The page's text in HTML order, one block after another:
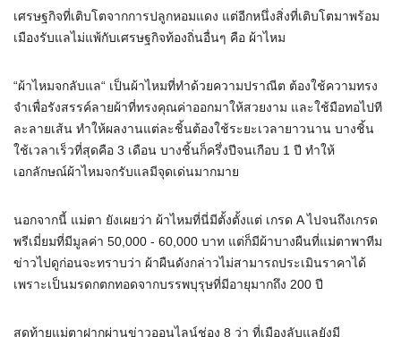
เศรษฐกิจที่เติบโตจากการปลูกหอมแดง แต่อีกหนึ่งสิ่งที่เติบโตมาพร้อม
เมืองรับแลไม่แพ้กับเศรษฐกิจท้องถิ่นอื่นๆ คือ ผ้าไหม
“ผ้าไหมจกลับแล“ เป็นผ้าไหมที่ทำด้วยความปราณีต ต้องใช้ความทรง
จำเพื่อรังสรรค์ลายผ้าที่ทรงคุณค่าออกมาให้สวยงาม และใช้มือทอไปที
ละลายเส้น ทำให้ผลงานแต่ละชิ้นต้องใช้ระยะเวลายาวนาน บางชิ้น
ใช้เวลาเร็วที่สุดคือ 3 เดือน บางชิ้นก็ครึ่งปีจนเกือบ 1 ปี ทำให้
เอกลักษณ์ผ้าไหมจกรับแลมีจุดเด่นมากมาย
นอกจากนี้ แม่ตา ยังเผยว่า ผ้าไหมที่นี่มีตั้งตั้งแต่ เกรด A ไปจนถึงเกรด
พรีเมี่ยมที่มีมูลค่า 50,000 - 60,000 บาท แต่ก็มีผ้าบางผืนที่แม่ตาพาทีม
ข่าวไปดูก่อนจะทราบว่า ผ้าผืนดังกล่าวไม่สามารถประเมินราคาได้
เพราะเป็นมรดกตกทอดจากบรรพบุรุษที่มีอายุมากถึง 200 ปี
สุดท้ายแม่ตาฝากผ่านข่าวออนไลน์ช่อง 8 ว่า ที่เมืองลับแลยังมี